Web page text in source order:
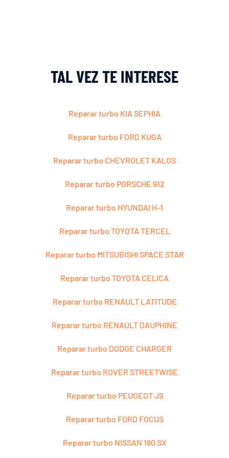
TAL VEZ TE INTERESE
Reparar turbo KIA SEPHIA
Reparar turbo FORD KUGA
Reparar turbo CHEVROLET KALOS
Reparar turbo PORSCHE 912
Reparar turbo HYUNDAI H-1
Reparar turbo TOYOTA TERCEL
Reparar turbo MITSUBISHI SPACE STAR
Reparar turbo TOYOTA CELICA
Reparar turbo RENAULT LATITUDE
Reparar turbo RENAULT DAUPHINE
Reparar turbo DODGE CHARGER
Reparar turbo ROVER STREETWISE
Reparar turbo PEUGEOT J9
Reparar turbo FORD FOCUS
Reparar turbo NISSAN 180 SX